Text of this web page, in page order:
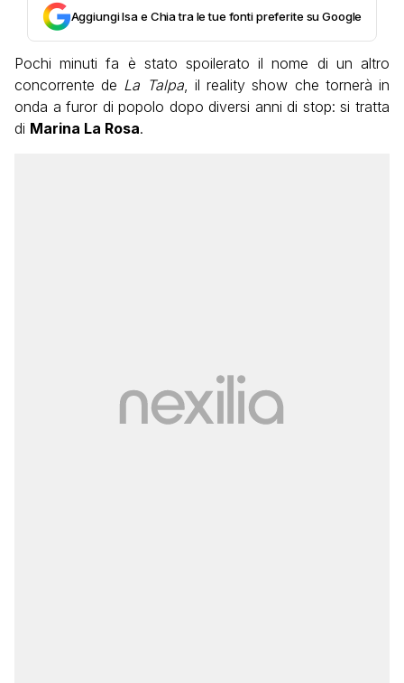
Aggiungi Isa e Chia tra le tue fonti preferite su Google
Pochi minuti fa è stato spoilerato il nome di un altro
concorrente de La Talpa, il reality show che tornerà in
onda a furor di popolo dopo diversi anni di stop: si tratta
di Marina La Rosa.